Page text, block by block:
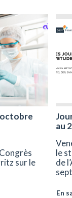
octobre
sur le
au
le
de
En